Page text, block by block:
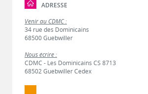
ADRESSE
Venir au CDMC :
34 rue des Dominicains
68500 Guebwiller
Nous écrire :
CDMC - Les Dominicains CS 8713
68502 Guebwiller Cedex